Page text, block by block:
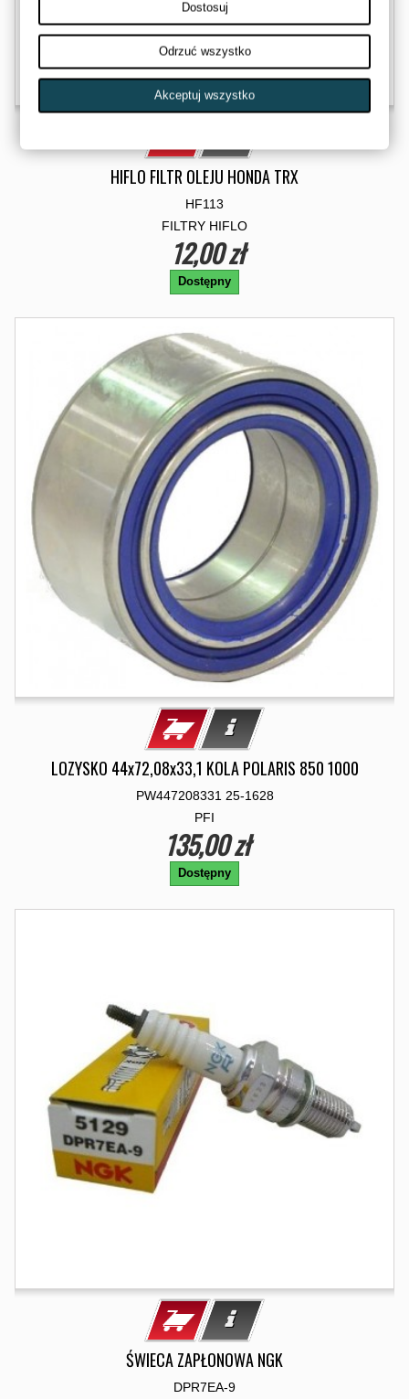
HIFLO FILTR OLEJU HONDA TRX
HF113
FILTRY HIFLO
12,00 zł
Dostępny
LOZYSKO 44x72,08x33,1 KOLA POLARIS 850 1000
PW447208331 25-1628
PFI
135,00 zł
Dostępny
ŚWIECA ZAPŁONOWA NGK
DPR7EA-9
Dostosuj
Odrzuć wszystko
Akceptuj wszystko